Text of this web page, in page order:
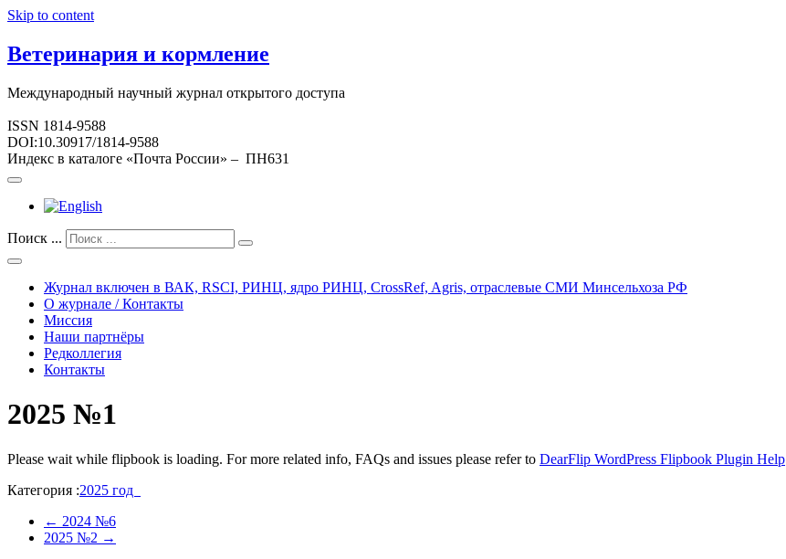
Skip to content
Ветеринария и кормление
Международный научный журнал открытого доступа
ISSN 1814-9588
DOI:10.30917/1814-9588
Индекс в каталоге «Почта России» – ПН631
Поиск ...
Журнал включен в ВАК, RSCI, РИНЦ, ядро РИНЦ, CrossRef, Agris, отраслевые СМИ Минсельхоза РФ
О журнале / Контакты
Миссия
Наши партнёры
Редколлегия
Контакты
2025 №1
Please wait while flipbook is loading. For more related info, FAQs and issues please refer to DearFlip WordPress Flipbook Plugin Help
Категория :2025 год
← 2024 №6
2025 №2 →